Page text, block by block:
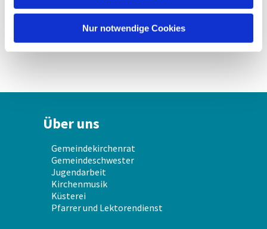
Nur notwendige Cookies
Über uns
Gemeindekirchenrat
Gemeindeschwester
Jugendarbeit
Kirchenmusik
Küsterei
Pfarrer und Lektorendienst